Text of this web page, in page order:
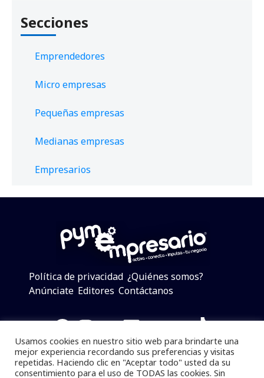
Secciones
Emprendedores
Micro empresas
Pequeñas empresas
Medianas empresas
Empresarios
Política de privacidad ¿Quiénes somos?
Anúnciate Editores Contáctanos
Facebook
Instagram
Twitter
LinkedIn
Telegram
YouTube
TikTok
Usamos cookies en nuestro sitio web para brindarte una
mejor experiencia recordando sus preferencias y visitas
repetidas. Haciendo clic en "Aceptar todo" usted da su
consentimiento para el uso de TODAS las cookies. Sin